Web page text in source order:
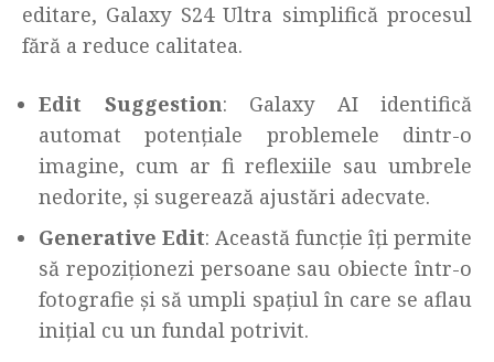
editare, Galaxy S24 Ultra simplifică procesul
fără a reduce calitatea.
Edit Suggestion: Galaxy AI identifică
automat potențiale problemele dintr-o
imagine, cum ar fi reflexiile sau umbrele
nedorite, și sugerează ajustări adecvate.
Generative Edit: Această funcție îți permite
să repoziționezi persoane sau obiecte într-o
fotografie și să umpli spațiul în care se aflau
inițial cu un fundal potrivit.